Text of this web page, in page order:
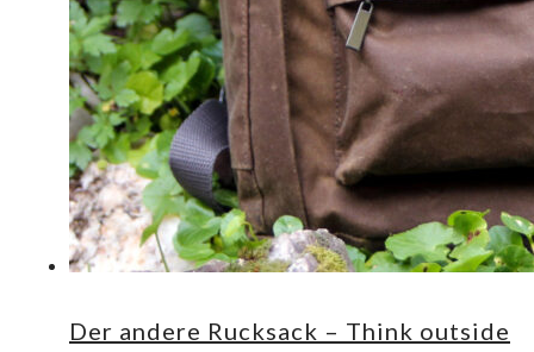
Der andere Rucksack – Think outside